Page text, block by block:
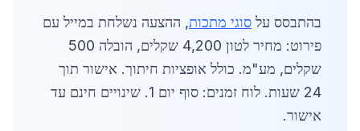
בהתבסס על סוגי מתכות, ההצעה נשלחת במייל עם
פירוט: מחיר לטון 4,200 שקלים, הובלה 500
שקלים, מע"מ. כולל אופציות חיתוך. אישור תוך
24 שעות. לוח זמנים: סוף יום 1. שינויים חינם עד
אישור.